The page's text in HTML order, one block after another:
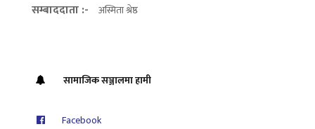
सम्बाददाता :- अस्मिता श्रेष्ठ
सामाजिक सञ्जालमा हामी
Facebook